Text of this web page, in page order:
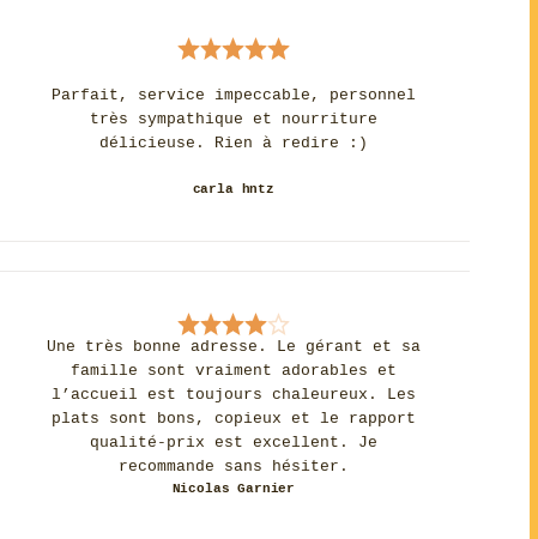
Parfait, service impeccable, personnel
très sympathique et nourriture
délicieuse. Rien à redire :)
carla hntz
Une très bonne adresse. Le gérant et sa
famille sont vraiment adorables et
l’accueil est toujours chaleureux. Les
plats sont bons, copieux et le rapport
qualité-prix est excellent. Je
recommande sans hésiter.
Nicolas Garnier